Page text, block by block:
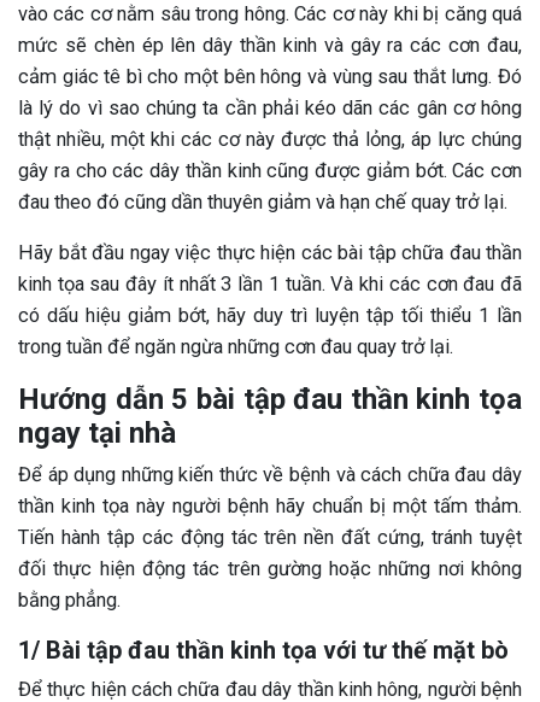
vào các cơ nằm sâu trong hông. Các cơ này khi bị căng quá
mức sẽ chèn ép lên dây thần kinh và gây ra các cơn đau,
cảm giác tê bì cho một bên hông và vùng sau thắt lưng. Đó
là lý do vì sao chúng ta cần phải kéo dãn các gân cơ hông
thật nhiều, một khi các cơ này được thả lỏng, áp lực chúng
gây ra cho các dây thần kinh cũng được giảm bớt. Các cơn
đau theo đó cũng dần thuyên giảm và hạn chế quay trở lại.
Hãy bắt đầu ngay việc thực hiện các bài tập chữa đau thần
kinh tọa sau đây ít nhất 3 lần 1 tuần. Và khi các cơn đau đã
có dấu hiệu giảm bớt, hãy duy trì luyện tập tối thiểu 1 lần
trong tuần để ngăn ngừa những cơn đau quay trở lại.
Hướng dẫn 5 bài tập đau thần kinh tọa
ngay tại nhà
Để áp dụng những kiến thức về bệnh và cách chữa đau dây
thần kinh tọa này người bệnh hãy chuẩn bị một tấm thảm.
Tiến hành tập các động tác trên nền đất cứng, tránh tuyệt
đối thực hiện động tác trên gường hoặc những nơi không
bằng phẳng.
1/ Bài tập đau thần kinh tọa với tư thế mặt bò
Để thực hiện cách chữa đau dây thần kinh hông, người bệnh